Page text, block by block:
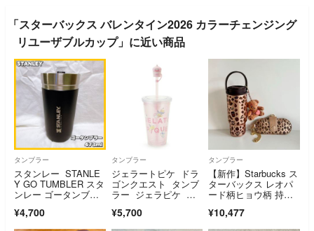
「スターバックス バレンタイン2026 カラーチェンジング
リユーザブルカップ」に近い商品
タンブラー
スタンレー STANLE
Y GO TUMBLER スタ
ンレー ゴータンブラ
¥4,700
タンブラー
ジェラートピケ ドラ
ゴンクエスト タンブ
ラー ジェラピケ ス
¥5,700
タンブラー
【新作】Starbucks ス
ターバックス レオパ
ード柄ヒョウ柄 持ち
ングラスケースセット
¥10,477